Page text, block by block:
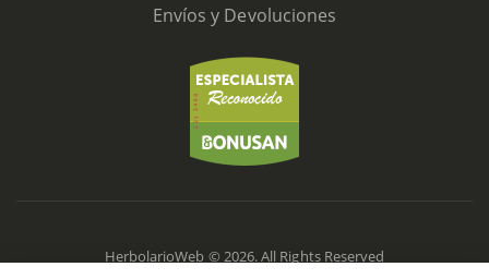
Envíos y Devoluciones
HerbolarioWeb © 2026. All Rights Reserved